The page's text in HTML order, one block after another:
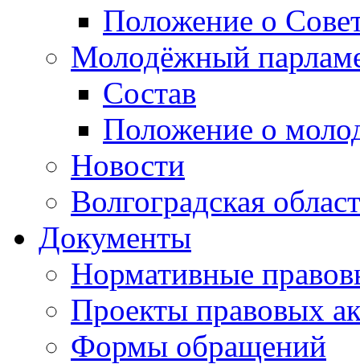
Положение о
Молодёжный
Состав
Положение о
Новости
Волгоградская
Документы
Нормативные
Проекты правовых
Формы обращений